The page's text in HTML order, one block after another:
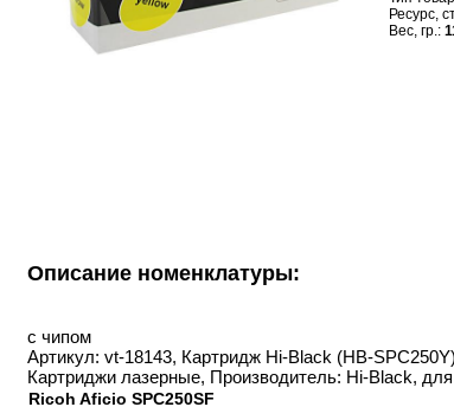
Ресурс,
Вес, гр.:
Описание номенклатуры:
с чипом
Артикул: vt-18143, Картридж Hi-Black (HB-
Картриджи лазерные, Производитель: Hi-Black,
Ricoh Aficio SPC250SF